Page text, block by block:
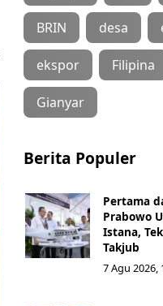
BRIN desa
ekspor Filipina
Gianyar
Berita Populer
Pertama
Prabowo
Istana,
Takjub
7 Agu 2026,